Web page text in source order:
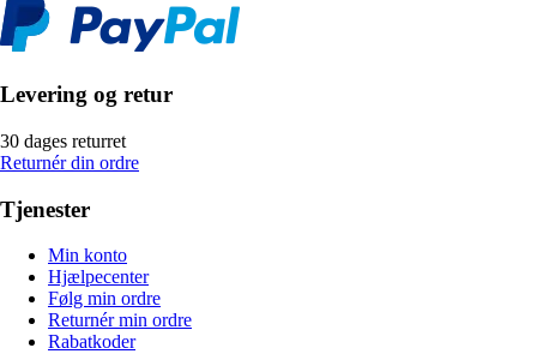
Levering og retur
30 dages returret
Returnér din ordre
Tjenester
Min konto
Hjælpecenter
Følg min ordre
Returnér min ordre
Rabatkoder